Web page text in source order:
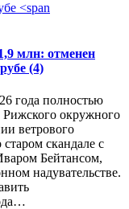
млн: отменен
(4)
года полностью
окружного
ветрового
скандале с
Бейтансом,
надувательстве.